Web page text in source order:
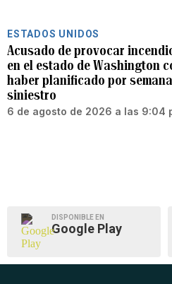
ESTADOS UNIDOS
Acusado de provocar
en el estado de Washington
haber planificado por
siniestro
6 de agosto de 2026 a las 9:04
DISPONIBLE EN
Google Play